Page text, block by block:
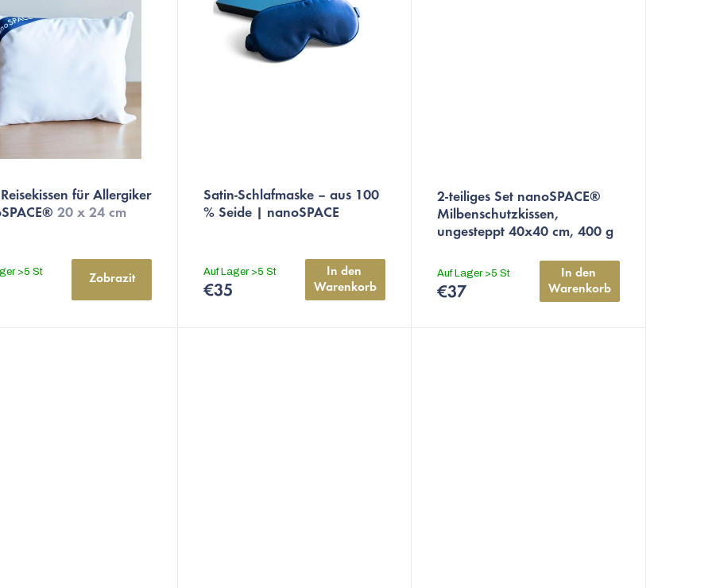
für Allergiker
20 x 24 cm
>5 St
Zobrazit
Satin-Schlafmaske – aus 100
% Seide | nanoSPACE
Auf Lager >5 St
€35
In den
Warenkorb
2-teiliges Set nanoSPACE®
Milbenschutzkissen,
ungesteppt 40x40 cm, 400 g
Auf Lager >5 St
€37
In den
Warenkorb